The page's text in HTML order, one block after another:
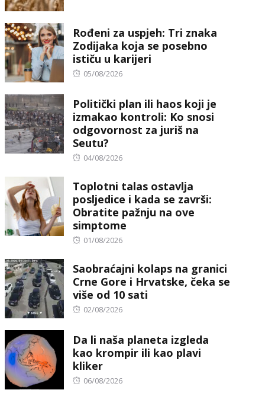
Rođeni za uspjeh: Tri znaka
Zodijaka koja se posebno
ističu u karijeri
Posted
05/08/2026
Politički plan ili haos koji je
izmakao kontroli: Ko snosi
odgovornost za juriš na
Seutu?
Posted
04/08/2026
Toplotni talas ostavlja
posljedice i kada se završi:
Obratite pažnju na ove
simptome
Posted
01/08/2026
Saobraćajni kolaps na granici
Crne Gore i Hrvatske, čeka se
više od 10 sati
Posted
02/08/2026
Da li naša planeta izgleda
kao krompir ili kao plavi
kliker
Posted
06/08/2026